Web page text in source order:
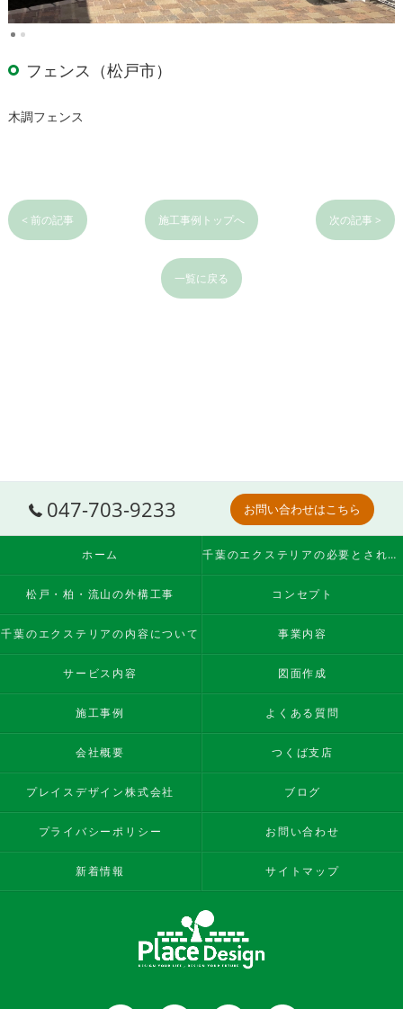
フェンス（松戸市）
木調フェンス
< 前の記事 施工事例トップへ 次の記事 >
一覧に戻る
047-703-9233 お問い合わせはこちら
ホーム 千葉のエクステリアの必要とされる理由
松戸・柏・流山の外構工事 コンセプト
千葉のエクステリアの内容について 事業内容
サービス内容 図面作成
施工事例 よくある質問
会社概要 つくば支店
プレイスデザイン株式会社 ブログ
プライバシーポリシー お問い合わせ
新着情報 サイトマップ